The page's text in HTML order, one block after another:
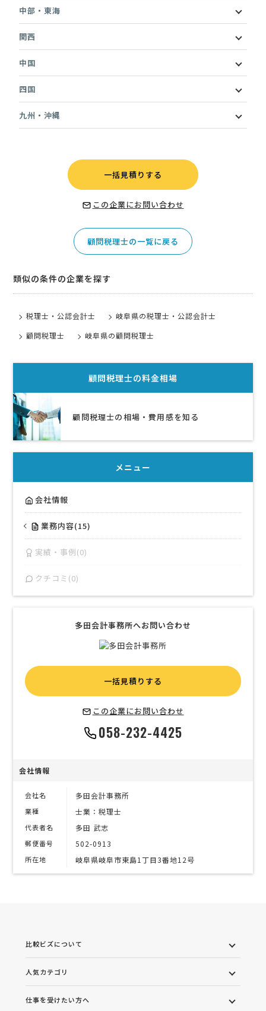
中部・東海
関西
中国
四国
九州・沖縄
一括見積りする
この企業にお問い合わせ
顧問税理士の一覧に戻る
類似の条件の企業を探す
税理士・公認会計士
岐阜県の税理士・公認会計士
顧問税理士
岐阜県の顧問税理士
顧問税理士の料金相場
顧問税理士の相場・費用感を知る
メニュー
会社情報
業務内容(15)
実績・事例(0)
クチコミ(0)
多田会計事務所へお問い合わせ
一括見積りする
この企業にお問い合わせ
058-232-4425
会社情報
会社名 多田会計事務所
業種 士業：税理士
代表者名 多田 武志
郵便番号 502-0913
所在地 岐阜県岐阜市東島1丁目3番地12号
比較ビズについて
人気カテゴリ
仕事を受けたい方へ